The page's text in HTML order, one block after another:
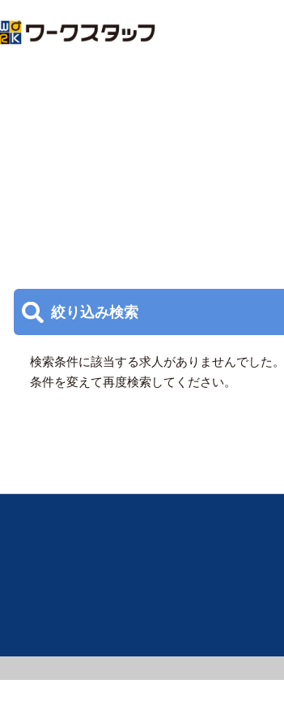
絞り込み検索
検索条件に該当する求人がありませんでした。
条件を変えて再度検索してください。